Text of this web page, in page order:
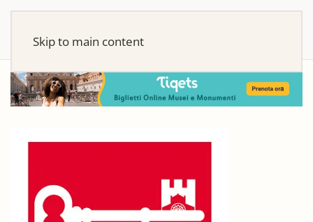
Skip to main content